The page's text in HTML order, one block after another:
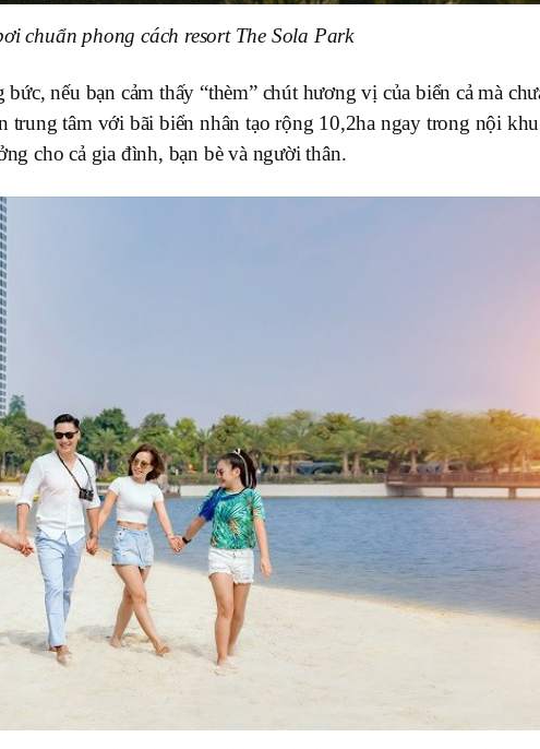
chuẩn phong cách resort The Sola Park
nếu bạn cảm thấy “thèm” chút hương vị của biển cả mà
trung tâm với bãi biển nhân tạo rộng 10,2ha ngay trong nội khu
cho cả gia đình, bạn bè và người thân.